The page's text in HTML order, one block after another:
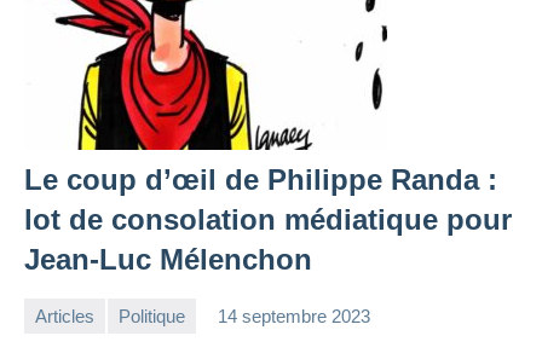
Le coup d’œil de Philippe Randa :
lot de consolation médiatique pour
Jean-Luc Mélenchon
Articles Politique 14 septembre 2023